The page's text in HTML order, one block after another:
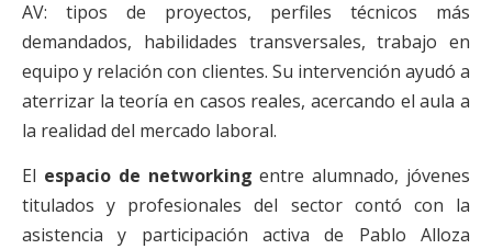
AV: tipos de proyectos, perfiles técnicos más
demandados, habilidades transversales, trabajo en
equipo y relación con clientes. Su intervención ayudó a
aterrizar la teoría en casos reales, acercando el aula a
la realidad del mercado laboral.
El espacio de networking entre alumnado, jóvenes
titulados y profesionales del sector contó con la
asistencia y participación activa de Pablo Alloza